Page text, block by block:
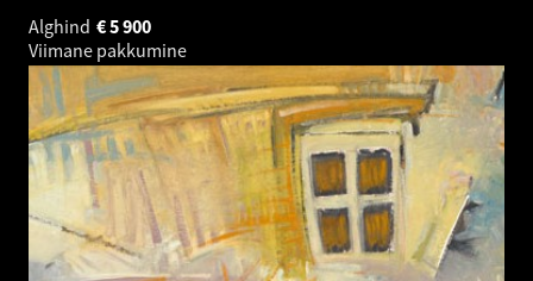
Alghind
5 900
€
Viimane pakkumine